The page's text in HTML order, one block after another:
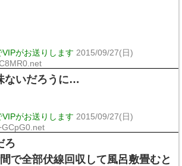
がお送りします 2015/09/27(日)
ないだろうに…
がお送りします 2015/09/27(日)
ろ
で全部伏線回収して風呂敷畳むと